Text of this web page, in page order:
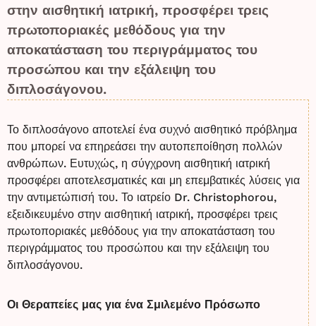
στην αισθητική ιατρική, προσφέρει τρεις
πρωτοποριακές μεθόδους για την
αποκατάσταση του περιγράμματος του
προσώπου και την εξάλειψη του
διπλοσάγονου.
Το διπλοσάγονο αποτελεί ένα συχνό αισθητικό πρόβλημα
που μπορεί να επηρεάσει την αυτοπεποίθηση πολλών
ανθρώπων. Ευτυχώς, η σύγχρονη αισθητική ιατρική
προσφέρει αποτελεσματικές και μη επεμβατικές λύσεις για
την αντιμετώπισή του. Το ιατρείο Dr. Christophorou,
εξειδικευμένο στην αισθητική ιατρική, προσφέρει τρεις
πρωτοποριακές μεθόδους για την αποκατάσταση του
περιγράμματος του προσώπου και την εξάλειψη του
διπλοσάγονου.
Οι Θεραπείες μας για ένα Σμιλεμένο Πρόσωπο